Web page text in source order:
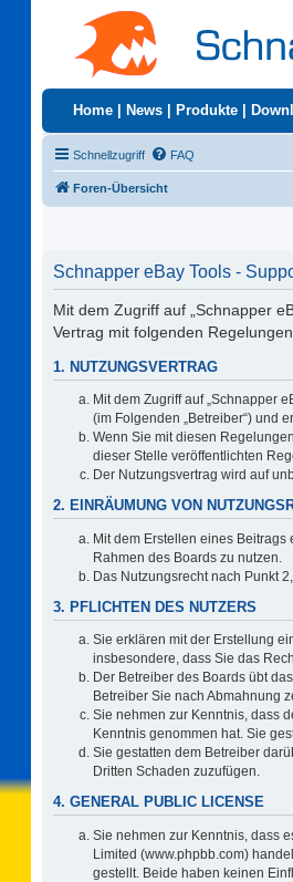
Home News Produkte
Schnellzugriff FAQ
Foren-Übersicht
Schnapper eBay Tools -
Mit dem Zugriff auf „Schnapper
Vertrag mit folgenden
1. NUTZUNGSVERTRAG
Mit dem Zugriff auf „Schnapper
(im Folgenden „Betreiber“) und
Wenn Sie mit diesen
dieser Stelle veröffentlichten
Der Nutzungsvertrag wird auf
2. EINRÄUMUNG VON
Mit dem Erstellen eines
Rahmen des Boards zu nutzen.
Das Nutzungsrecht nach Punkt
3. PFLICHTEN DES NUTZERS
Sie erklären mit der Erstellung
insbesondere, dass Sie das
Der Betreiber des Boards übt
Betreiber Sie nach Abmahnung
Sie nehmen zur Kenntnis, dass
Kenntnis genommen hat. Sie
Sie gestatten dem Betreiber
Dritten Schaden zuzufügen.
4. GENERAL PUBLIC LICENSE
Sie nehmen zur Kenntnis, dass
Limited (www.phpbb.com)
gestellt. Beide haben keinen